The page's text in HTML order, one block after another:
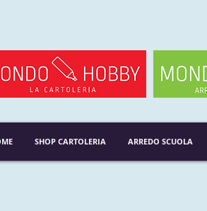
SHOP CARTOLERIA ARREDO SCUOLA